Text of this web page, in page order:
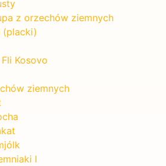
z orzechów ziemnych
(placki)
Kosovo
ziemnych
I